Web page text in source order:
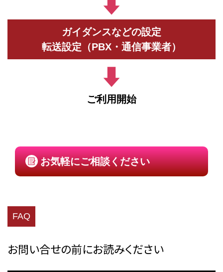
ガイダンスなどの設定
転送設定（PBX・通信事業者）
ご利用開始
お気軽にご相談ください
FAQ
お問い合せの前にお読みください